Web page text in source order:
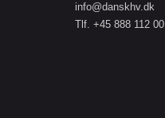
info@danskhv.dk
Tlf. +45 888 112 00